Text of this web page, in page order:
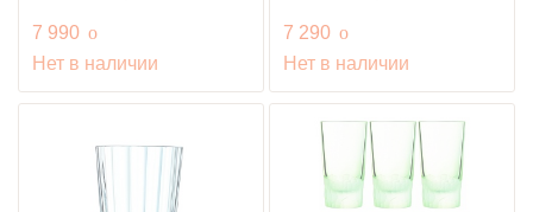
7 990 руб.
o
Нет в наличии
7 290 руб.
o
Нет в наличии